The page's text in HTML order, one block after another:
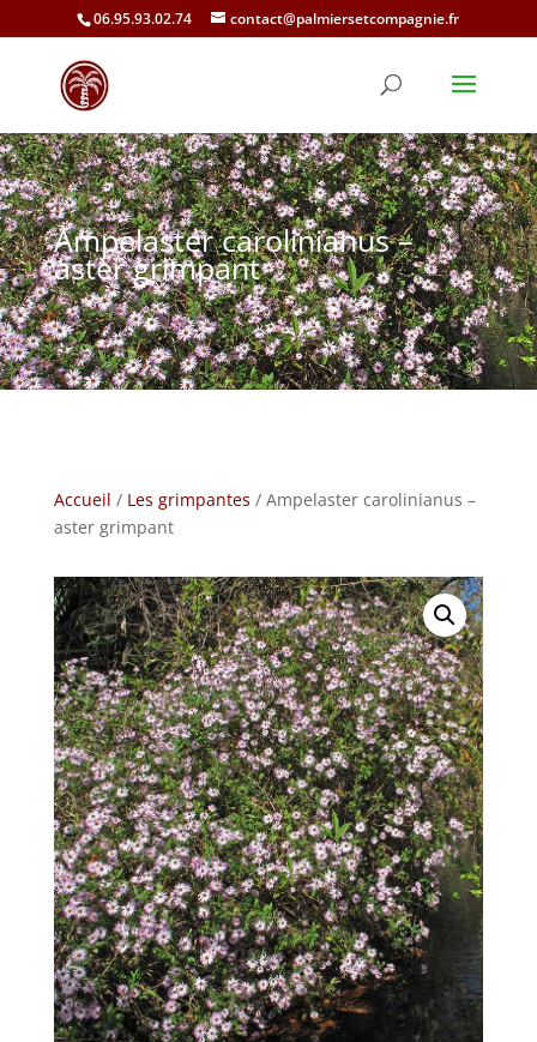
06.95.93.02.74 contact@palmiersetcompagnie.fr
Ampelaster carolinianus –
aster grimpant
Accueil / Les grimpantes / Ampelaster carolinianus –
aster grimpant